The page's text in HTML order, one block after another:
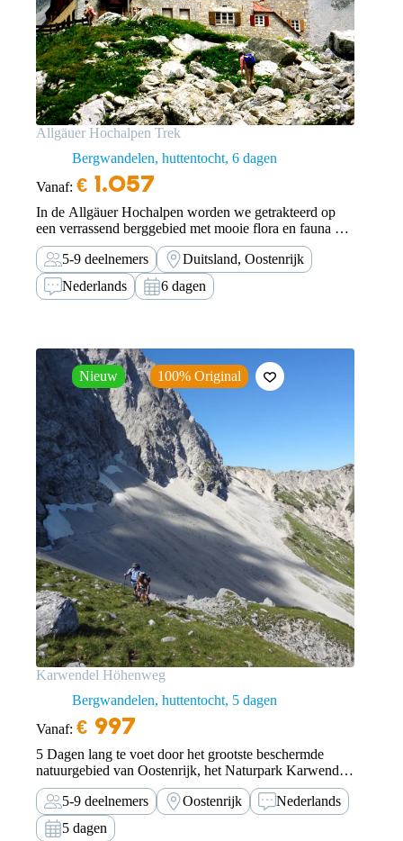
Allgäuer Hochalpen Trek
Bergwandelen, huttentocht 6 dagen
Vanaf: € 1.057
In de Allgäuer Hochalpen worden we getrakteerd op
een verrassend berggebied met mooie flora en fauna en
gezellige berghutten met goede keukens.
5-9 deelnemers
Duitsland, Oostenrijk
Nederlands
6 dagen
Nieuw 100% Original
Karwendel Höhenweg
Bergwandelen, huttentocht 5 dagen
Vanaf: € 997
5 Dagen lang te voet door het grootste beschermde
natuurgebied van Oostenrijk, het Naturpark Karwendel.
Onze Karwendel Höhenweg is een bucketlist avontuur
voor ervaren en conditioneel sterke huttentochters.
5-9 deelnemers Oostenrijk
Nederlands
5 dagen